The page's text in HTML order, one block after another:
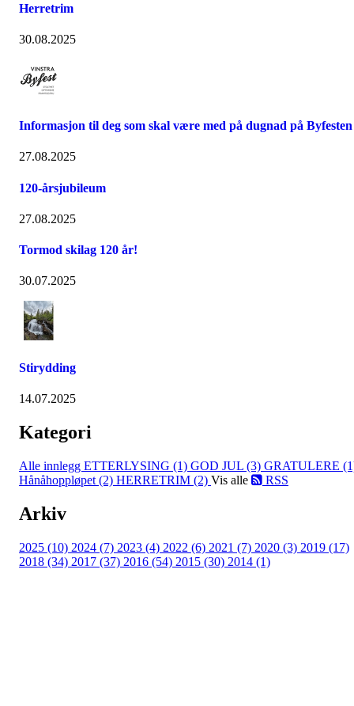
Herretrim
30.08.2025
Informasjon til deg som skal være med på dugnad på Byfesten
27.08.2025
120-årsjubileum
27.08.2025
Tormod skilag 120 år!
30.07.2025
Stirydding
14.07.2025
Kategori
Alle innlegg ETTERLYSING (1) GOD JUL (3) GRATULERE
Hånåhoppløpet (2) HERRETRIM (2) Vis alle RSS
Arkiv
2025 (10) 2024 (7) 2023 (4) 2022 (6) 2021 (7) 2020 (3) 2019 (17)
2018 (34) 2017 (37) 2016 (54) 2015 (30) 2014 (1)